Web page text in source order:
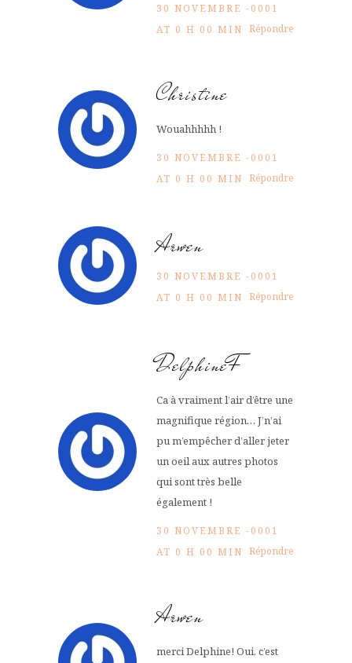
30 NOVEMBRE -0001
AT 0 H 00 MIN Répondre
Christine
Wouahhhhh !
30 NOVEMBRE -0001
AT 0 H 00 MIN Répondre
Arwen
30 NOVEMBRE -0001
AT 0 H 00 MIN Répondre
DelphineF
Ca à vraiment l’air d’être une
magnifique région… J’n’ai
pu m’empêcher d’aller jeter
un oeil aux autres photos
qui sont très belle
également !
30 NOVEMBRE -0001
AT 0 H 00 MIN Répondre
Arwen
merci Delphine! Oui, c’est